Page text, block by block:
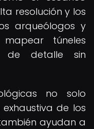
resolución y los
arqueólogos y
túneles
de detalle sin
no solo
de los
ayudan a